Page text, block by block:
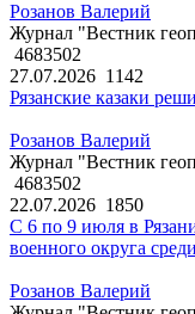
Розанов Валерий
Журнал "Вестник
4683502
27.07.2026 1142
Рязанские казаки
Розанов Валерий
Журнал "Вестник
4683502
22.07.2026 1850
С 6 по 9 июля в
военного округа
Розанов Валерий